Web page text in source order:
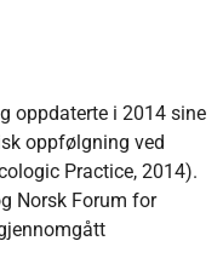
oppdaterte i 2014 sine
oppfølgning ved
Practice, 2014).
Norsk Forum for